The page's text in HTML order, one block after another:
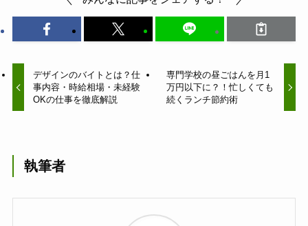
デザインのバイトとは？仕
事内容・時給相場・未経験
OKの仕事を徹底解説
専門学校の昼ごはんを月1
万円以下に？！忙しくても
続くランチ節約術
執筆者